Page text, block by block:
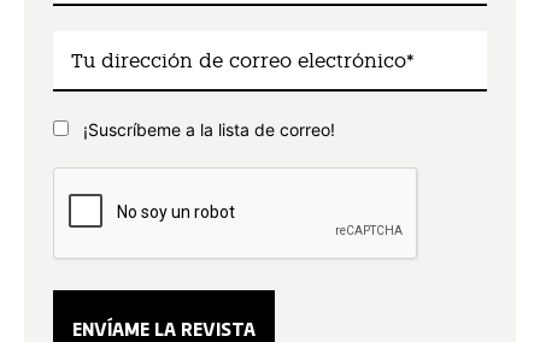
¡Suscríbeme a la lista de correo!